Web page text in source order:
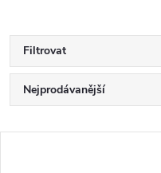
Filtrovat
Ř
a
Nejprodávanější